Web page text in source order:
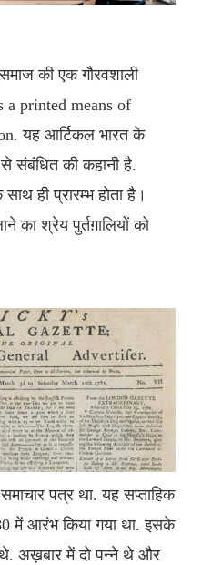
की एक गौरवशाली
a printed means of
यह आर्टिकल भारत के
से संबंधित की कहानी है.
ही प्रारम्भ होता है।
का श्रेय पुर्तग़ालियों को
पत्र था. यह सप्ताहिक
में आरंभ किया गया था. इसके
अख़बार में दो पन्ने थे और